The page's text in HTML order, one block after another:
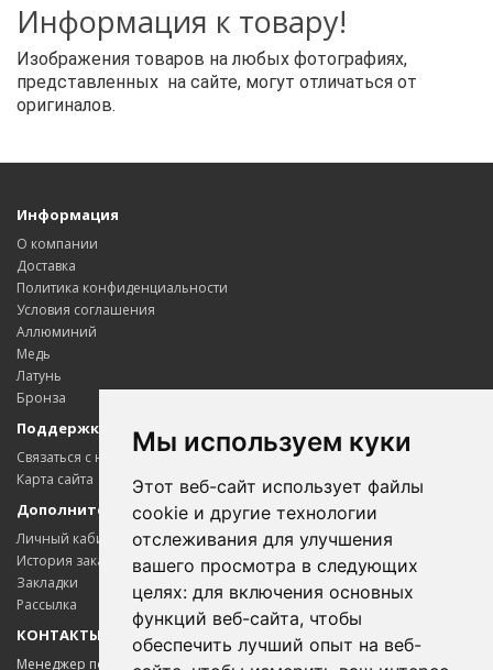
Мы используем куки
Этот веб-сайт использует файлы
cookie и другие технологии
отслеживания для улучшения
вашего просмотра в следующих
целях: для включения основных
функций веб-сайта, чтобы
обеспечить лучший опыт на веб-
Информация к товару!
Изображения товаров на любых фотографиях,
представленных на сайте, могут отличаться от
оригиналов.
Информация
О компании
Доставка
Политика конфиденциальности
Условия соглашения
Аллюминий
Медь
Латунь
Бронза
Поддержка клиентов
Связаться с нами
Карта сайта
Дополнительно
Личный кабинет
История заказов
Закладки
Рассылка
КОНТАКТЫ
Менеджер по цветному металлопрокату